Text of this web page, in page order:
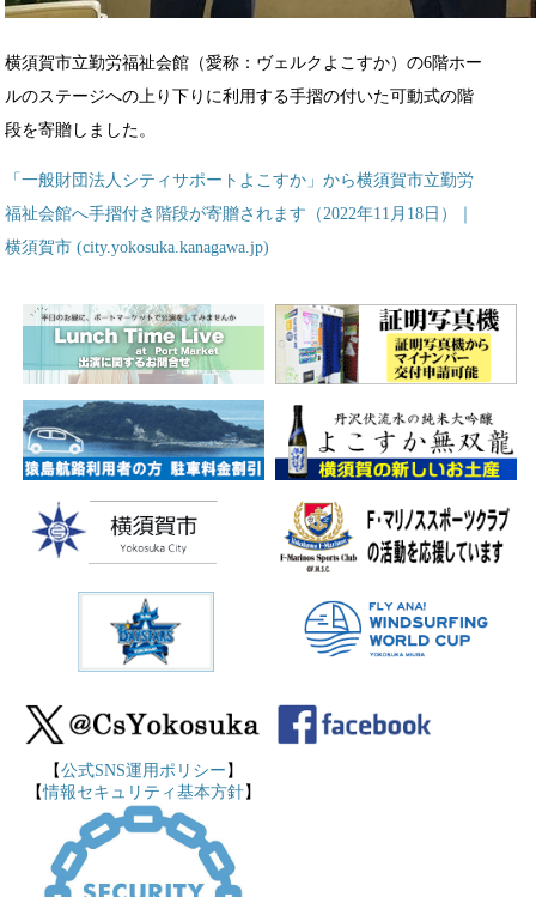
横須賀市立勤労福祉会館（愛称：ヴェルクよこすか）の6階ホー
ルのステージへの上り下りに利用する手摺の付いた可動式の階
段を寄贈しました。
「一般財団法人シティサポートよこすか」から横須賀市立勤労
福祉会館へ手摺付き階段が寄贈されます（2022年11月18日）｜
横須賀市 (city.yokosuka.kanagawa.jp)
【公式SNS運用ポリシー 】
【情報セキュリティ基本方針】